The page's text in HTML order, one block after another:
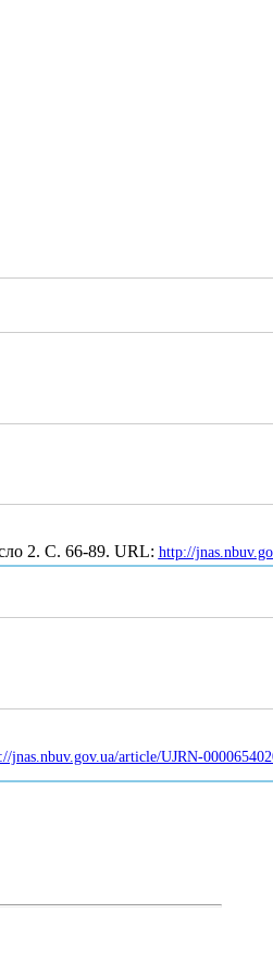
2. С. 66-89. URL: http://
jnas.nbuv.gov.ua/article/UJRN-